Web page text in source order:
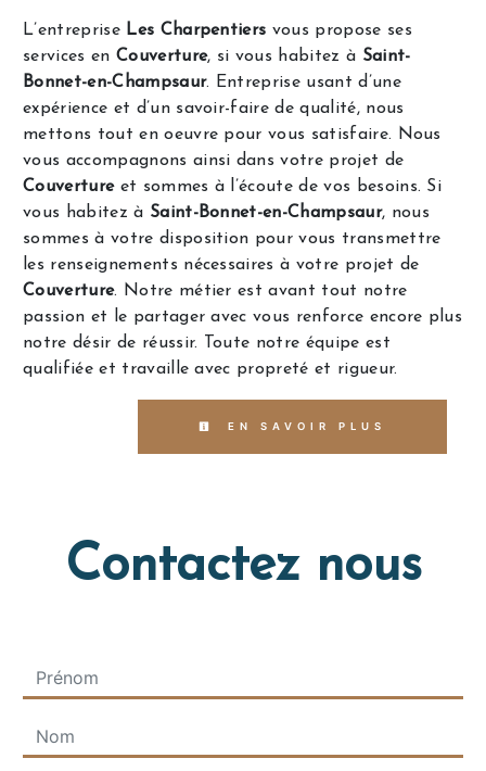
L’entreprise Les Charpentiers vous propose ses
services en Couverture, si vous habitez à Saint-
Bonnet-en-Champsaur. Entreprise usant d’une
expérience et d’un savoir-faire de qualité, nous
mettons tout en oeuvre pour vous satisfaire. Nous
vous accompagnons ainsi dans votre projet de
Couvertureet sommes à l’écoute de vos besoins. Si
vous habitez à Saint-Bonnet-en-Champsaur, nous
sommes à votre disposition pour vous transmettre
les renseignements nécessaires à votre projet de
Couverture. Notre métier est avant tout notre
passion et le partager avec vous renforce encore plus
notre désir de réussir. Toute notre équipe est
qualifiée et travaille avec propreté et rigueur.
EN SAVOIR PLUS
Contactez nous